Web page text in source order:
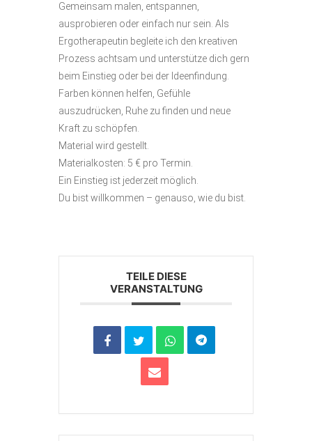
Gemeinsam malen, entspannen,
ausprobieren oder einfach nur sein. Als
Ergotherapeutin begleite ich den kreativen
Prozess achtsam und unterstütze dich gern
beim Einstieg oder bei der Ideenfindung.
​​​​​​​Farben können helfen, Gefühle
auszudrücken, Ruhe zu finden und neue
Kraft zu schöpfen.
Material wird gestellt.
Materialkosten: 5 € pro Termin.
Ein Einstieg ist jederzeit möglich.
Du bist willkommen – genauso, wie du bist.
TEILE DIESE
VERANSTALTUNG